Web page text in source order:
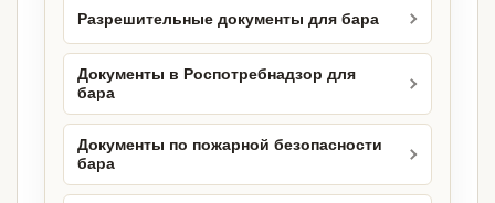
Разрешительные документы для бара
Документы в Роспотребнадзор для
бара
Документы по пожарной безопасности
бара